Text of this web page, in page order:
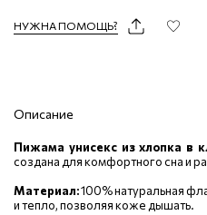
НУЖНА ПОМОЩЬ?
Описание
Пижама унисекс из хлопка в
создана для комфортного сна и
Материал:100% натуральная
и тепло, позволяя коже дышать.